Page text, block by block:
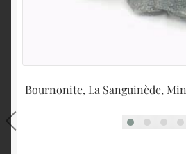
Bournonite, La Sanguinède,